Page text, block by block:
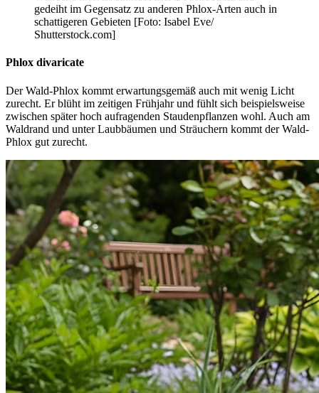
gedeiht im Gegensatz zu anderen Phlox-Arten auch in
schattigeren Gebieten [Foto: Isabel Eve/
Shutterstock.com]
Phlox divaricate
Der Wald-Phlox kommt erwartungsgemäß auch mit wenig Licht
zurecht. Er blüht im zeitigen Frühjahr und fühlt sich beispielsweise
zwischen später hoch aufragenden Staudenpflanzen wohl. Auch am
Waldrand und unter Laubbäumen und Sträuchern kommt der Wald-
Phlox gut zurecht.